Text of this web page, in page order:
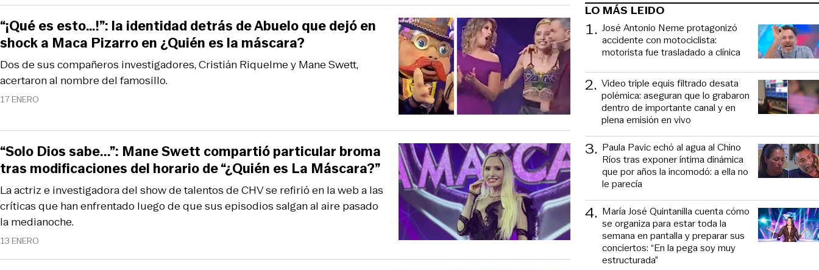
17 ENERO
Dos de sus compañeros investigadores, Cristián Riquelme y Mane Swett,
acertaron al nombre del famosillo.
“¡Qué es esto…!”: la identidad detrás de Abuelo que dejó en
shock a Maca Pizarro en ¿Quién es la máscara?
13 ENERO
La actriz e investigadora del show de talentos de CHV se refirió en la web a las
críticas que han enfrentado luego de que sus episodios salgan al aire pasado
la medianoche.
“Solo Dios sabe...”: Mane Swett compartió particular broma
tras modificaciones del horario de “¿Quién es La Máscara?”
LO MÁS LEIDO
1. José Antonio Neme protagonizó
accidente con motociclista:
motorista fue trasladado a clínica
2. Video triple equis filtrado desata
polémica: aseguran que lo grabaron
dentro de importante canal y en
plena emisión en vivo
3. Paula Pavic echó al agua al Chino
Ríos tras exponer íntima dinámica
que por años la incomodó: a ella no
le parecía
4. María José Quintanilla cuenta cómo
se organiza para estar toda la
semana en pantalla y preparar sus
conciertos: “En la pega soy muy
estructurada”